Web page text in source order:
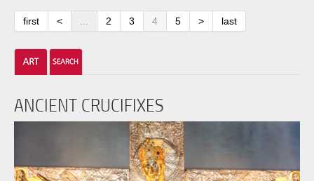
first < ... 2 3 4 5 > last
ANCIENT CRUCIFIXES